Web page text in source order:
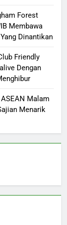
Forest
Membawa
Dinantikan
Friendly
Dengan
Malam
Menarik